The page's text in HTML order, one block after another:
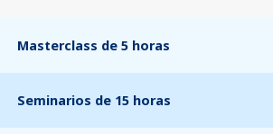
Masterclass de 5 horas
Seminarios de 15 horas